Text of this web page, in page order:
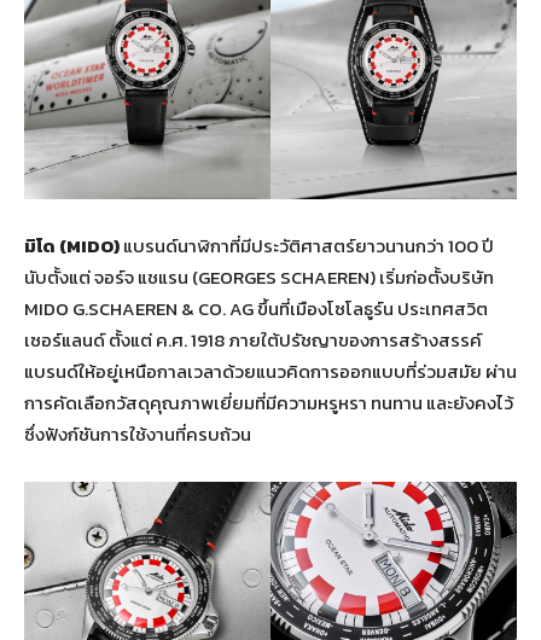
มิโด (MIDO)แบรนด์นาฬิกาที่มีประวัติศาสตร์ยาวนานกว่า 100 ปี
นับตั้งแต่ จอร์จ แชแรน (GEORGES SCHAEREN) เริ่มก่อตั้งบริษัท
MIDO G.SCHAEREN & CO. AG ขึ้นที่เมืองโซโลธูร์น ประเทศสวิต
เซอร์แลนด์ ตั้งแต่ ค.ศ. 1918 ภายใต้ปรัชญาของการสร้างสรรค์
แบรนด์ให้อยู่เหนือกาลเวลาด้วยแนวคิดการออกแบบที่ร่วมสมัย ผ่าน
การคัดเลือกวัสดุคุณภาพเยี่ยมที่มีความหรูหรา ทนทาน และยังคงไว้
ซึ่งฟังก์ชันการใช้งานที่ครบถ้วน